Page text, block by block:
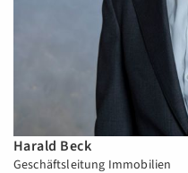
Harald Beck
Geschäftsleitung Immobilien